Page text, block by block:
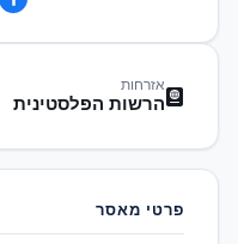
אזרחות
הרשות הפלסטינית
פרטי מאסר